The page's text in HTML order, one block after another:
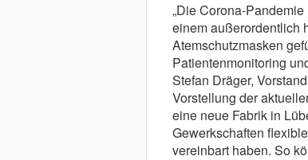
„Die Corona-
einem außerordentlich
Atemschutzmasken
Patientenmonitoring
Stefan Dräger,
Vorstellung der
eine neue Fabrik in
Gewerkschaften
vereinbart haben. So